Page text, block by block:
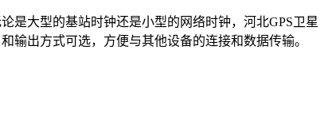
大型的基站时钟还是小型的网络时钟，河北GPS卫星
输出方式可选，方便与其他设备的连接和数据传输。